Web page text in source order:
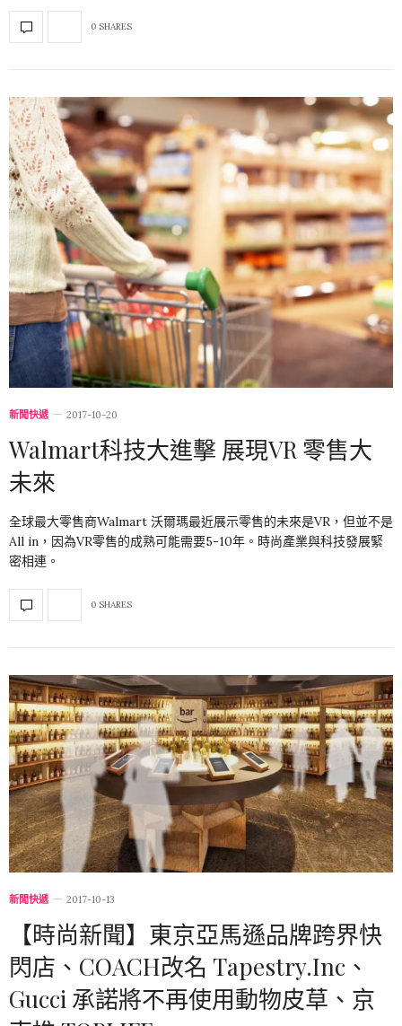
0 SHARES
新聞快遞 2017-10-20
Walmart科技大進擊 展現VR 零售大
未來
全球最大零售商Walmart 沃爾瑪最近展示零售的未來是VR，但並不是
All in，因為VR零售的成熟可能需要5-10年。時尚產業與科技發展緊
密相連。
0 SHARES
新聞快遞 2017-10-13
【時尚新聞】東京亞馬遜品牌跨界快
閃店、COACH改名 Tapestry.Inc、
Gucci 承諾將不再使用動物皮草、京